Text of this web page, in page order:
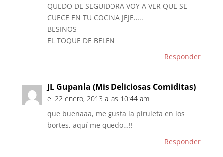
QUEDO DE SEGUIDORA VOY A VER QUE SE
CUECE EN TU COCINA JEJE…..
BESINOS
EL TOQUE DE BELEN
Responder
JL Gupanla (Mis Deliciosas Comiditas)
el 22 enero, 2013 a las 10:44 am
que buenaaa, me gusta la piruleta en los
bortes, aquí me quedo…!!
Responder